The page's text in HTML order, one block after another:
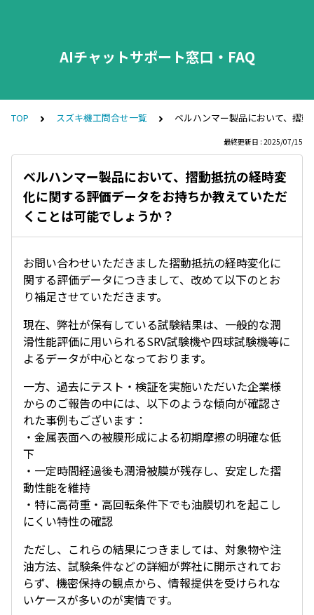
AIチャットサポート窓口・FAQ
TOP スズキ機工問合せ一覧 ベルハンマー製品において、摺
最終更新日 : 2025/07/15
ベルハンマー製品において、摺動抵抗の経時変
化に関する評価データをお持ちか教えていただ
くことは可能でしょうか？
お問い合わせいただきました摺動抵抗の経時変化に
関する評価データにつきまして、改めて以下のとお
り補足させていただきます。
現在、弊社が保有している試験結果は、一般的な潤
滑性能評価に用いられるSRV試験機や四球試験機等に
よるデータが中心となっております。
一方、過去にテスト・検証を実施いただいた企業様
からのご報告の中には、以下のような傾向が確認さ
れた事例もございます：
・金属表面への被膜形成による初期摩擦の明確な低
下
・一定時間経過後も潤滑被膜が残存し、安定した摺
動性能を維持
・特に高荷重・高回転条件下でも油膜切れを起こし
にくい特性の確認
ただし、これらの結果につきましては、対象物や注
油方法、試験条件などの詳細が弊社に開示されてお
らず、機密保持の観点から、情報提供を受けられな
いケースが多いのが実情です。